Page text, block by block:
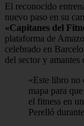
El reconocido
nuevo paso en su
«Capitanes del
plataforma de
celebrado en
del sector y
«Este libro no
mapa para
el fitness en
Perelló